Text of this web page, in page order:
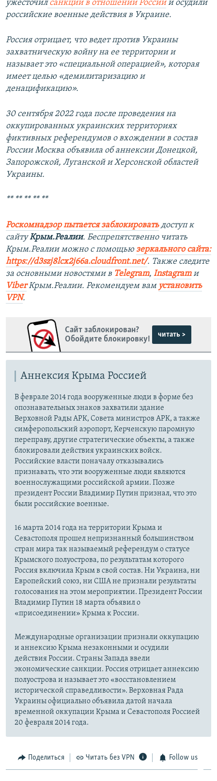
ужесточилсанкции в отношении Россиии осудили
российские военные действия в Украине.
Россия отрицает, что ведет против Украины
захватническую войну на ее территории и
называет это «специальной операцией», которая
имеет целью «демилитаризацию и
денацификацию».
30 сентября 2022 года после проведения на
оккупированных украинских территориях
фиктивных референдумов о вхождении в состав
России Москва объявила об аннексии Донецкой,
Запорожской, Луганской и Херсонской областей
Украины.
** ** ** ** **
Роскомнадзор пытается заблокироватьдоступ к
сайтуКрым.Реалии. Беспрепятственно читать
Крым.Реалии можно с помощью зеркального сайта:
https://d3szj8lcx2j66a.cloudfront.net/. Также следите
за основными новостями в Telegram, Instagramи
ViberКрым.Реалии. Рекомендуем вам установить
VPN.
Сайт заблокирован?
Обойдите блокировку!
читать >
Аннексия Крыма Россией
В феврале 2014 года вооруженные люди в форме без
опознавательных знаков захватили здание
Верховной Рады АРК, Совета министров АРК, а также
симферопольский аэропорт, Керченскую паромную
переправу, другие стратегические объекты, а также
блокировали действия украинских войск.
Российские власти поначалу отказывались
признавать, что эти вооруженные люди являются
военнослужащими российской армии. Позже
президент России Владимир Путин признал, что это
были российские военные.
16 марта 2014 года на территории Крыма и
Севастополя прошел непризнанный большинством
стран мира так называемый референдум о статусе
Крымского полуострова, по результатам которого
Россия включила Крым в свой состав. Ни Украина, ни
Европейский союз, ни США не признали результаты
голосования на этом мероприятии. Президент России
Владимир Путин 18 марта объявил о
«присоединении» Крыма к России.
Международные организации признали оккупацию
и аннексию Крыма незаконными и осудили
действия России. Страны Запада ввели
экономические санкции. Россия отрицает аннексию
полуострова и называет это «восстановлением
исторической справедливости». Верховная Рада
Украины официально объявила датой начала
временной оккупации Крыма и Севастополя Россией
20 февраля 2014 года.
Поделиться Читать без VPN Follow us